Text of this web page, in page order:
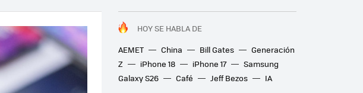
HOY SE HABLA DE
AEMET
China Bill Gates
Generación
Z
iPhone 18 iPhone 17
Samsung
Galaxy S26
Café Jeff Bezos IA